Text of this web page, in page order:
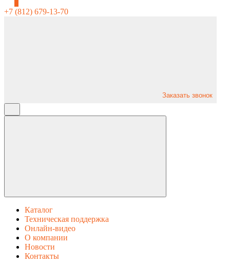
+7 (812) 679-13-70
Заказать звонок
Каталог
Техническая поддержка
Онлайн-видео
О компании
Новости
Контакты